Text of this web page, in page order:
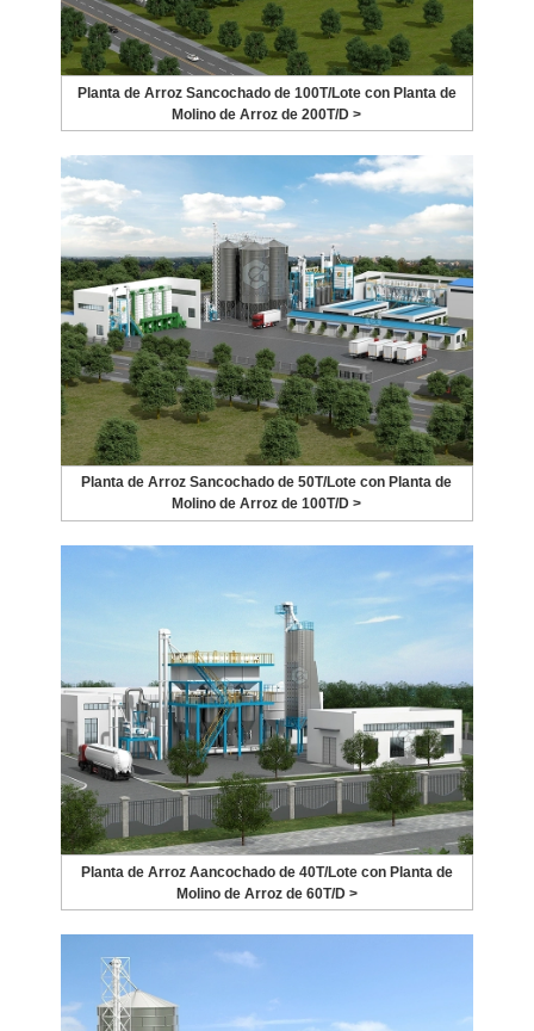
Planta de Arroz Sancochado de 100T/Lote con Planta de
Molino de Arroz de 200T/D >
Planta de Arroz Sancochado de 50T/Lote con Planta de
Molino de Arroz de 100T/D >
Planta de Arroz Aancochado de 40T/Lote con Planta de
Molino de Arroz de 60T/D >